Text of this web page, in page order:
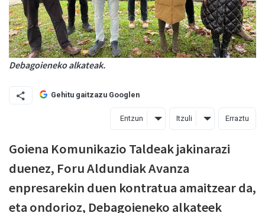
Debagoieneko alkateak.
Gehitu gaitzazu Googlen
Entzun Itzuli Erraztu
Goiena Komunikazio Taldeak jakinarazi
duenez, Foru Aldundiak Avanza
enpresarekin duen kontratua amaitzear da,
eta ondorioz, Debagoieneko alkateek